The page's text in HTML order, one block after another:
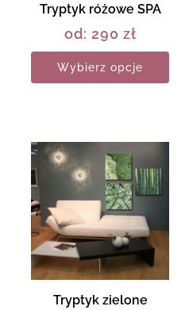
Tryptyk różowe SPA
od: 290 zł
Wybierz opcje
Tryptyk zielone